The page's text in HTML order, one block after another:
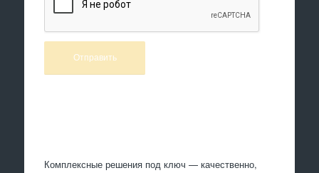
Комплексные решения под ключ — качественно,